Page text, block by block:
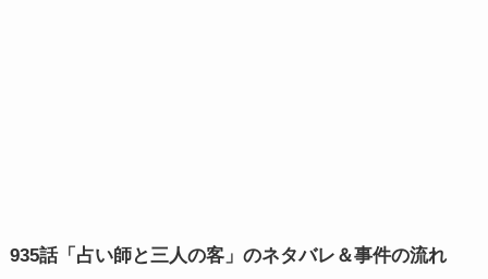
935話「占い師と三人の客」のネタバレ＆事件の流れ